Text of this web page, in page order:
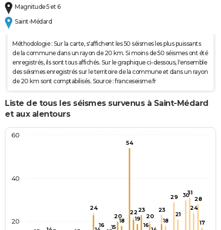
Magnitude 5 et 6
Saint-Médard
Méthodologie : Sur la carte, s'affichent les 50 séismes les plus puissants
de la commune dans un rayon de 20 km. Si moins de 50 séismes ont été
enregistrés, ils sont tous affichés. Sur le graphique ci-dessous, l'ensemble
des séismes enregistrés sur le territoire de la commune et dans un rayon
de 20 km sont comptabilisés. Source : franceseisme.fr
Liste de tous les séismes survenus à Saint-Médard
et aux alentours
24
16 15
20
18
54
22
19
23
16
20
23
18
29
21
3031
24
28
17
20
40
60